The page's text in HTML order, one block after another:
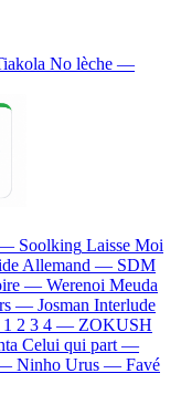
No lèche —
— Soolking Laisse Moi
Allemand — SDM
— Werenoi Meuda
— Josman Interlude
1 2 3 4 — ZOKUSH
Celui qui part —
Ninho Urus — Favé